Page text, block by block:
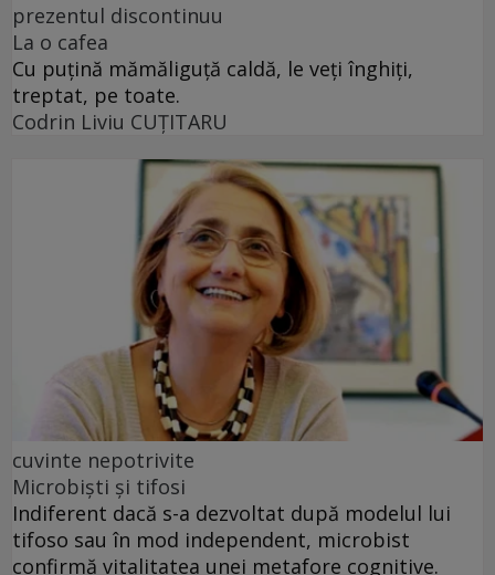
prezentul discontinuu
La o cafea
Cu puţină mămăliguţă caldă, le veţi înghiţi,
treptat, pe toate.
Codrin Liviu CUŢITARU
cuvinte nepotrivite
Microbiști și tifosi
Indiferent dacă s-a dezvoltat după modelul lui
tifoso sau în mod independent, microbist
confirmă vitalitatea unei metafore cognitive.